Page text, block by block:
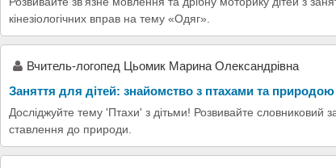
кінезіологічних вправ на тему «Одяг».
Вчитель-логопед Цьомик Марина Олександрівна
Заняття для дітей: знайомство з птахами та природою
Досліджуйте тему 'Птахи' з дітьми! Розвивайте словниковий
ставлення до природи.